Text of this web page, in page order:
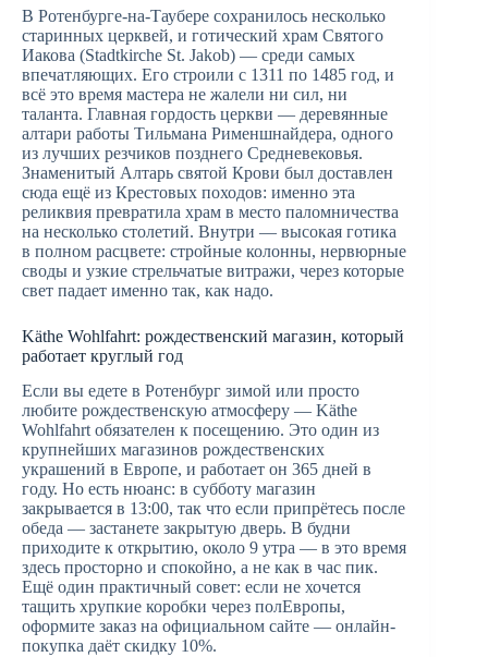
В Ротенбурге-на-Таубере сохранилось несколько
старинных церквей, и готический храм Святого
Иакова (Stadtkirche St. Jakob) — среди самых
впечатляющих. Его строили с 1311 по 1485 год, и
всё это время мастера не жалели ни сил, ни
таланта. Главная гордость церкви — деревянные
алтари работы Тильмана Рименшнайдера, одного
из лучших резчиков позднего Средневековья.
Знаменитый Алтарь святой Крови был доставлен
сюда ещё из Крестовых походов: именно эта
реликвия превратила храм в место паломничества
на несколько столетий. Внутри — высокая готика
в полном расцвете: стройные колонны, нервюрные
своды и узкие стрельчатые витражи, через которые
свет падает именно так, как надо.
Käthe Wohlfahrt: рождественский магазин, который
работает круглый год
Если вы едете в Ротенбург зимой или просто
любите рождественскую атмосферу — Käthe
Wohlfahrt обязателен к посещению. Это один из
крупнейших магазинов рождественских
украшений в Европе, и работает он 365 дней в
году. Но есть нюанс: в субботу магазин
закрывается в 13:00, так что если припрётесь после
обеда — застанете закрытую дверь. В будни
приходите к открытию, около 9 утра — в это время
здесь просторно и спокойно, а не как в час пик.
Ещё один практичный совет: если не хочется
тащить хрупкие коробки через полЕвропы,
оформите заказ на официальном сайте — онлайн-
покупка даёт скидку 10%.